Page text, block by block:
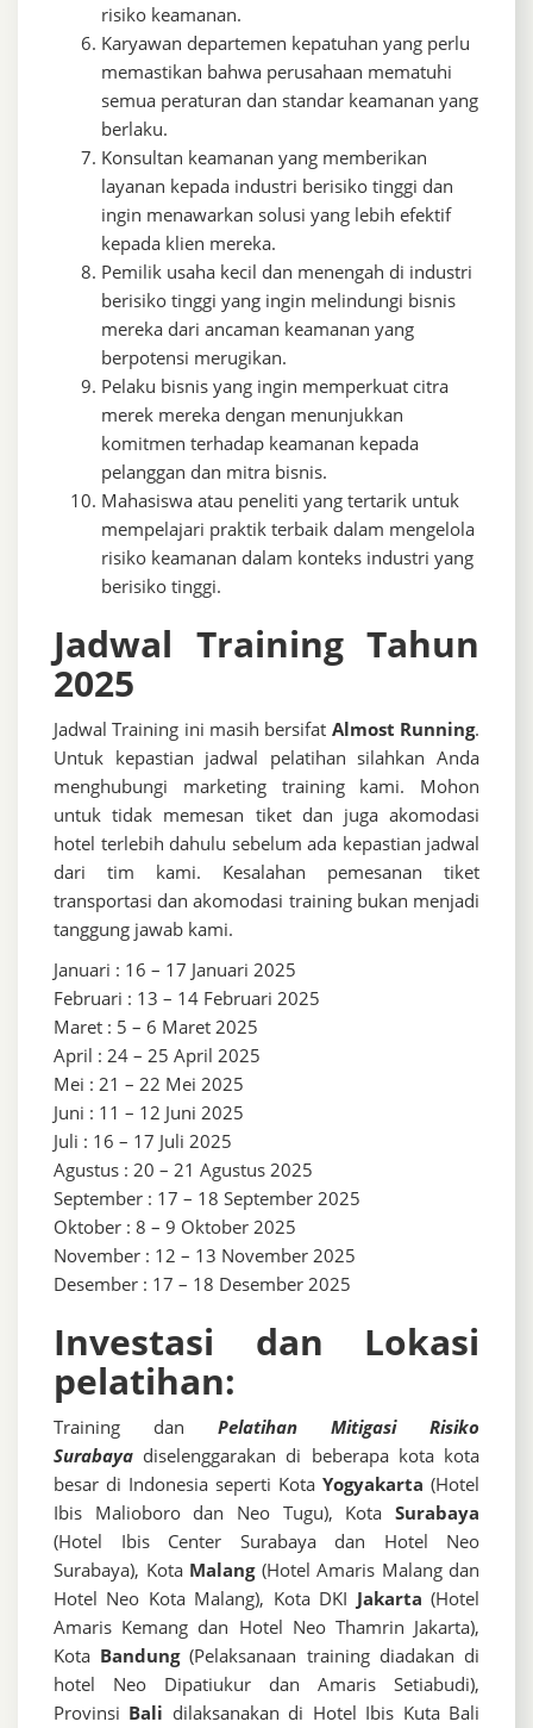
risiko keamanan.
Karyawan departemen kepatuhan yang perlu
memastikan bahwa perusahaan mematuhi
semua peraturan dan standar keamanan yang
berlaku.
Konsultan keamanan yang memberikan
layanan kepada industri berisiko tinggi dan
ingin menawarkan solusi yang lebih efektif
kepada klien mereka.
Pemilik usaha kecil dan menengah di industri
berisiko tinggi yang ingin melindungi bisnis
mereka dari ancaman keamanan yang
berpotensi merugikan.
Pelaku bisnis yang ingin memperkuat citra
merek mereka dengan menunjukkan
komitmen terhadap keamanan kepada
pelanggan dan mitra bisnis.
Mahasiswa atau peneliti yang tertarik untuk
mempelajari praktik terbaik dalam mengelola
risiko keamanan dalam konteks industri yang
berisiko tinggi.
Jadwal Training Tahun
2025
Jadwal Training ini masih bersifat Almost Running.
Untuk kepastian jadwal pelatihan silahkan Anda
menghubungi marketing training kami. Mohon
untuk tidak memesan tiket dan juga akomodasi
hotel terlebih dahulu sebelum ada kepastian jadwal
dari tim kami. Kesalahan pemesanan tiket
transportasi dan akomodasi training bukan menjadi
tanggung jawab kami.
Januari : 16 – 17 Januari 2025
Februari : 13 – 14 Februari 2025
Maret : 5 – 6 Maret 2025
April : 24 – 25 April 2025
Mei : 21 – 22 Mei 2025
Juni : 11 – 12 Juni 2025
Juli : 16 – 17 Juli 2025
Agustus : 20 – 21 Agustus 2025
September : 17 – 18 September 2025
Oktober : 8 – 9 Oktober 2025
November : 12 – 13 November 2025
Desember : 17 – 18 Desember 2025
Investasi dan Lokasi
pelatihan:
Training dan
Pelatihan Mitigasi Risiko
Surabaya diselenggarakan di beberapa kota kota
besar di Indonesia seperti Kota Yogyakarta (Hotel
Ibis Malioboro dan Neo Tugu), Kota Surabaya
(Hotel Ibis Center Surabaya dan Hotel Neo
Surabaya), Kota Malang(Hotel Amaris Malang dan
Hotel Neo Kota Malang), Kota DKI Jakarta (Hotel
Amaris Kemang dan Hotel Neo Thamrin Jakarta),
Kota Bandung(Pelaksanaan training diadakan di
hotel Neo Dipatiukur dan Amaris Setiabudi),
Provinsi Bali dilaksanakan di Hotel Ibis Kuta Bali